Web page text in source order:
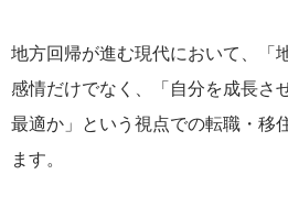
地方回帰が進む現代において、「
感情だけでなく、「自分を成長さ
最適か」という視点での転職・移
ます。